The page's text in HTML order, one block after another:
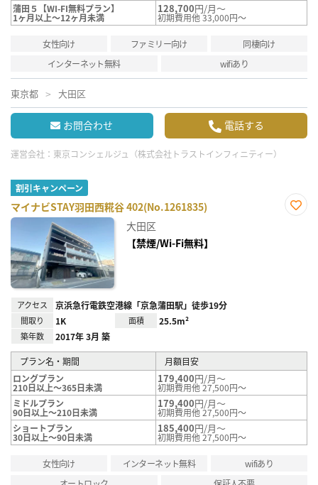
蒲田５【WI-FI無料プラン】
1ヶ月以上～12ヶ月未満
128,700円/月～
初期費用他 33,000円～
女性向け ファミリー向け
同棲向け
インターネット無料
wifiあり
東京都 大田区
お問合わせ 電話する
運営会社： 東京コンシェルジュ（株式会社トラストインフィニティー）
割引キャンペーン
マイナビSTAY羽田西糀谷 402(No.1261835)
大田区
【禁煙/Wi-Fi無料】
アクセス 京浜急行電鉄空港線「京急蒲田駅」徒歩19分
間取り 1K 面積 25.5m²
築年数 2017年 3月 築
プラン名・期間
月額目安
ロングプラン
210日以上～365日未満
179,400円/月～
初期費用他 27,500円～
ミドルプラン
90日以上～210日未満
179,400円/月～
初期費用他 27,500円～
ショートプラン
30日以上～90日未満
185,400円/月～
初期費用他 27,500円～
女性向け インターネット無料
wifiあり